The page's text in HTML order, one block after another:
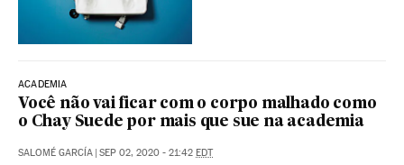
ACADEMIA
Você não vai ficar com o corpo malhado como
o Chay Suede por mais que sue na academia
SALOMÉ GARCÍA | SEP 02, 2020 - 21:42 EDT